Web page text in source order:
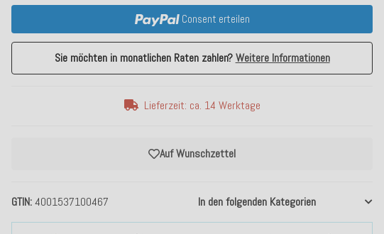
GTIN 4001537100467 In den folgenden Kategorien
Auf Wunschzettel
Consent erteilen
Sie möchten in monatlichen Raten zahlen?Weitere Informationen
Lieferzeit: ca. 14 Werktage